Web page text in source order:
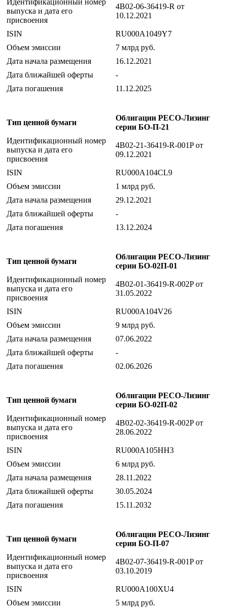
Идентификационный номер
выпуска и дата его
присвоения
4B02-06-36419-R от
10.12.2021
ISIN
RU000A1049Y7
Объем эмиссии
7 млрд руб.
Дата начала размещения
16.12.2021
Дата ближайшей оферты
-
Дата погашения
11.12.2025
Тип ценной бумаги
Облигации РЕСО-Лизинг
серии БО-П-21
Идентификационный номер
выпуска и дата его
присвоения
4B02-21-36419-R-001P от
09.12.2021
ISIN
RU000A104CL9
Объем эмиссии
1 млрд руб.
Дата начала размещения
29.12.2021
Дата ближайшей оферты
-
Дата погашения
13.12.2024
Тип ценной бумаги
Облигации РЕСО-Лизинг
серии БО-02П-01
Идентификационный номер
выпуска и дата его
присвоения
4B02-01-36419-R-002P от
31.05.2022
ISIN
RU000A104V26
Объем эмиссии
9 млрд руб.
Дата начала размещения
07.06.2022
Дата ближайшей оферты
-
Дата погашения
02.06.2026
Тип ценной бумаги
Облигации РЕСО-Лизинг
серии БО-02П-02
Идентификационный номер
выпуска и дата его
присвоения
4B02-02-36419-R-002P от
28.06.2022
ISIN
RU000A105HH3
Объем эмиссии
6 млрд руб.
Дата начала размещения
28.11.2022
Дата ближайшей оферты
30.05.2024
Дата погашения
15.11.2032
Тип ценной бумаги
Облигации РЕСО-Лизинг
серии БО-П-07
Идентификационный номер
выпуска и дата его
присвоения
4B02-07-36419-R-001P от
03.10.2019
ISIN
RU000A100XU4
Объем эмиссии
5 млрд руб.